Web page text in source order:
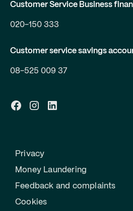
Customer Service Business
020-150 333
Customer service savings
08-525 009 37
Privacy
Money Laundering
Feedback and complaints
Cookies